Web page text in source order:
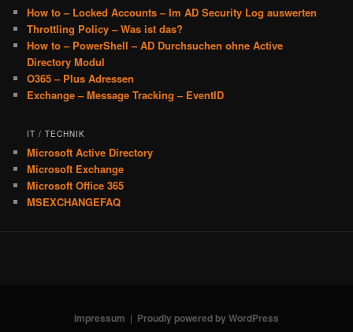
How to – Locked Accounts – Im AD Security Log auswerten
Throttling Policy – Was ist das?
How to – PowerShell – AD Durchsuchen ohne Active
Directory Modul
O365 – Plus Adressen
Exchange – Message Tracking – EventID
IT / TECHNIK
Microsoft Active Directory
Microsoft Exchange
Microsoft Office 365
MSEXCHANGEFAQ
Impressum Proudly powered by WordPress